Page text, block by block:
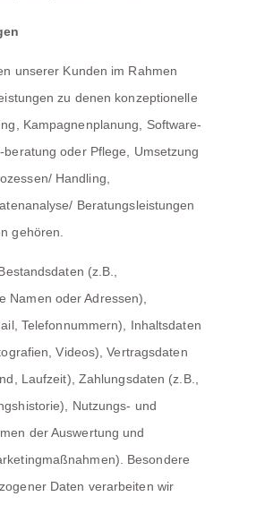
unserer Kunden im Rahmen
zu denen konzeptionelle
Kampagnenplanung, Software-
oder Pflege, Umsetzung
Handling,
Beratungsleistungen
gehören.
(z.B.,
Namen oder Adressen),
Telefonnummern), Inhaltsdaten
Videos), Vertragsdaten
Laufzeit), Zahlungsdaten (z.B.,
Nutzungs- und
der Auswertung und
Besondere
Daten verarbeiten wir